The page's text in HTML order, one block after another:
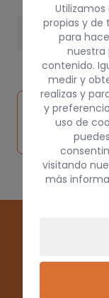
PESO
Inspeccionar
vehículo de
propias y de
para
nuestra
contenido.
medir y
realizas y
y
uso de
visitando
más